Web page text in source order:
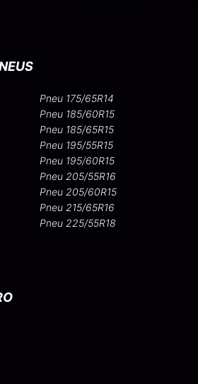
Pneu 175/65R14
Pneu 185/60R15
Pneu 185/65R15
Pneu 195/55R15
Pneu 195/60R15
Pneu 205/55R16
Pneu 205/60R15
Pneu 215/65R16
Pneu 225/55R18